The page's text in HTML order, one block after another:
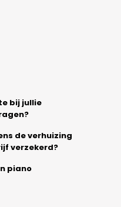
bij jullie
de verhuizing
verzekerd?
piano